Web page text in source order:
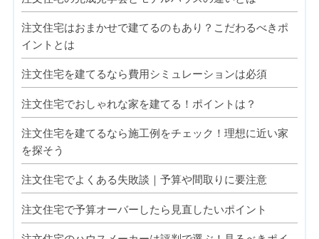
注文住宅はおまかせで建てるのもあり？こだわるべきポ
イントとは
注文住宅を建てるなら費用シミュレーションは必須
注文住宅でおしゃれな家を建てる！ポイントは？
注文住宅を建てるなら施工例をチェック！理想に近い家
を探そう
注文住宅でよくある失敗談｜予算や間取りに要注意
注文住宅で予算オーバーしたら見直したいポイント